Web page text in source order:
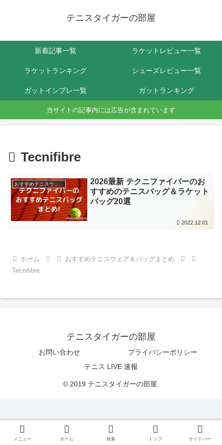
テニスタイガーの部屋
新着記事一覧 ラケットレビュー一覧
ラケットランキング シューズレビュー一覧
ガットインプレ一覧 ガットランキング
当サイトの記事内には広告が含まれています
Tecnifibre
2026最新 テクニファイバーのお
すすめのテニスバッグ＆ラケット
バッグ20選
2022.12.01
ホーム
おすすめテニスウェア＆バッグまとめ
Tecnifibre
テニスタイガーの部屋
お問い合わせ
プライバシーポリシー
テニス LIVE 速報
© 2019 テニスタイガーの部屋.
メニュー ホーム 検索 トップ サイドバー